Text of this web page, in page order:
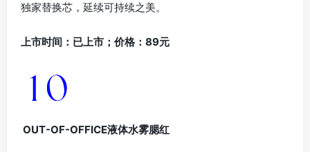
独家替换芯，延续可持续之美。
上市时间：已上市；价格：89元
OUT-OF-OFFICE液体水雾腮红